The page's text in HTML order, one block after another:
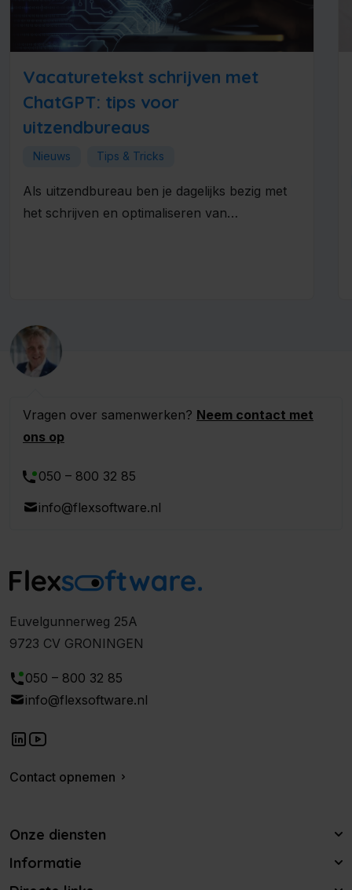
Vacaturetekst schrijven met
ChatGPT: tips voor
uitzendbureaus
Nieuws Tips & Tricks
Als uitzendbureau ben je dagelijks bezig met
het schrijven en optimaliseren van
Vragen over samenwerken? Neem contact met
ons op
050 – 800 32 85
info@flexsoftware.nl
Euvelgunnerweg 25A
9723 CV GRONINGEN
050 – 800 32 85
info@flexsoftware.nl
Contact opnemen
Onze diensten
Informatie